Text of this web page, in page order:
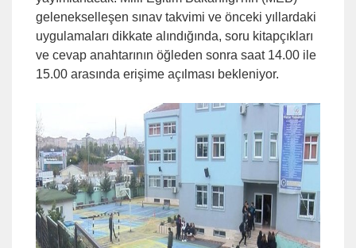
gelenekselleşen sınav takvimi ve önceki yıllardaki
uygulamaları dikkate alındığında, soru kitapçıkları
ve cevap anahtarının öğleden sonra saat 14.00 ile
15.00 arasında erişime açılması bekleniyor.